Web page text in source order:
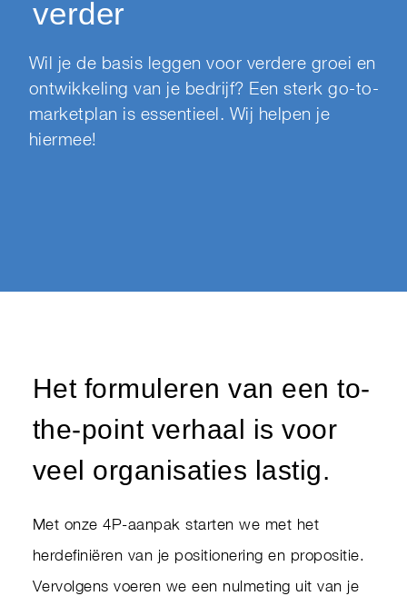
verder
Wil je de basis leggen voor verdere groei en
ontwikkeling van je bedrijf? Een sterk go-to-
marketplan is essentieel. Wij helpen je
hiermee!
Het formuleren van een to-
the-point verhaal is voor
veel organisaties lastig.
Met onze 4P-aanpak starten we met het
herdefiniëren van je positionering en propositie.
Vervolgens voeren we een nulmeting uit van je